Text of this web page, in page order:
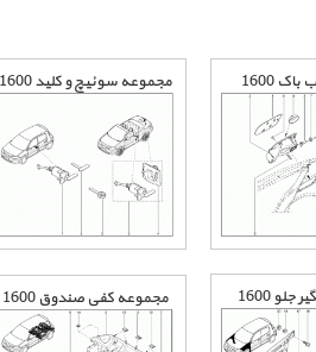
1600 مجموعه سوئیچ و کلید 1600
1600 مجموعه کفی صندوق 1600